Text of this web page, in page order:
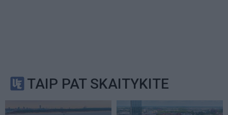
TAIP PAT SKAITYKITE